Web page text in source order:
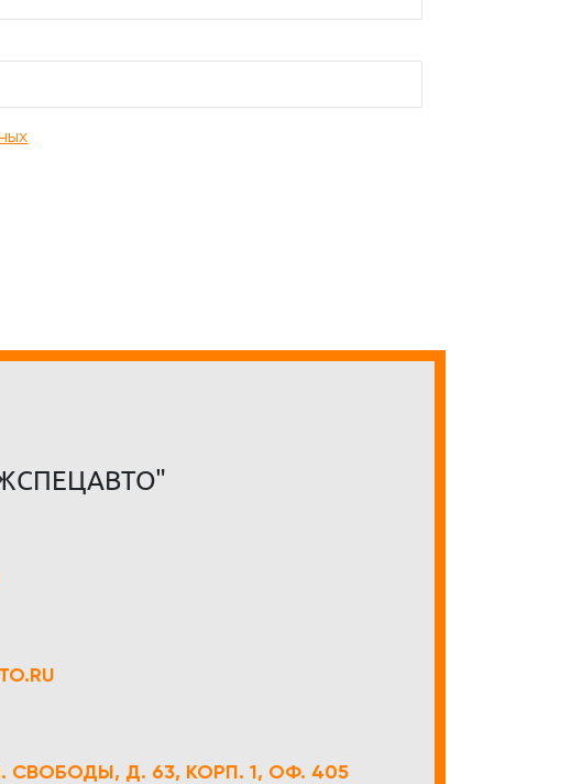
СВОБОДЫ, Д. 63, КОРП. 1, ОФ. 405